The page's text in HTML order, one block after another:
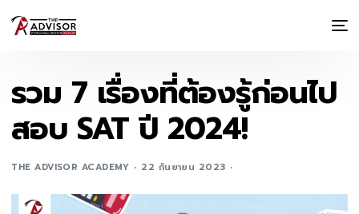
รวม 7 เรื่องที่ต้องรู้ก่อนไป
สอบ SAT ปี 2024!
THE ADVISOR ACADEMY 22 กันยายน 2023